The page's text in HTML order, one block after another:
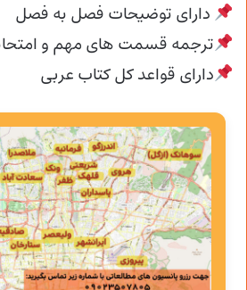
دارای توضیحات فصل به فصل
ترجمه قسمت های مهم و
دارای قواعد کل کتاب عربی